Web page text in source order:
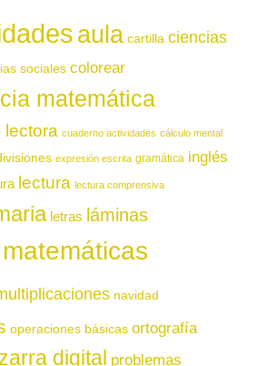
aula cartilla ciencias
sociales colorear
matemática
lectora cuaderno actividades cálculo mental
expresión escrita gramática inglés
lectura lectura comprensiva
letras láminas
matemáticas
navidad
operaciones básicas ortografía
digital problemas